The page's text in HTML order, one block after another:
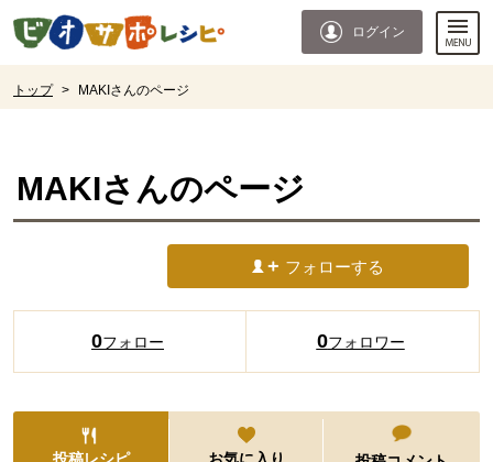
ページの先頭です。
ログイン
トップ > MAKIさんのページ
MAKIさんのページ
フォローする
0フォロー 0フォロワー